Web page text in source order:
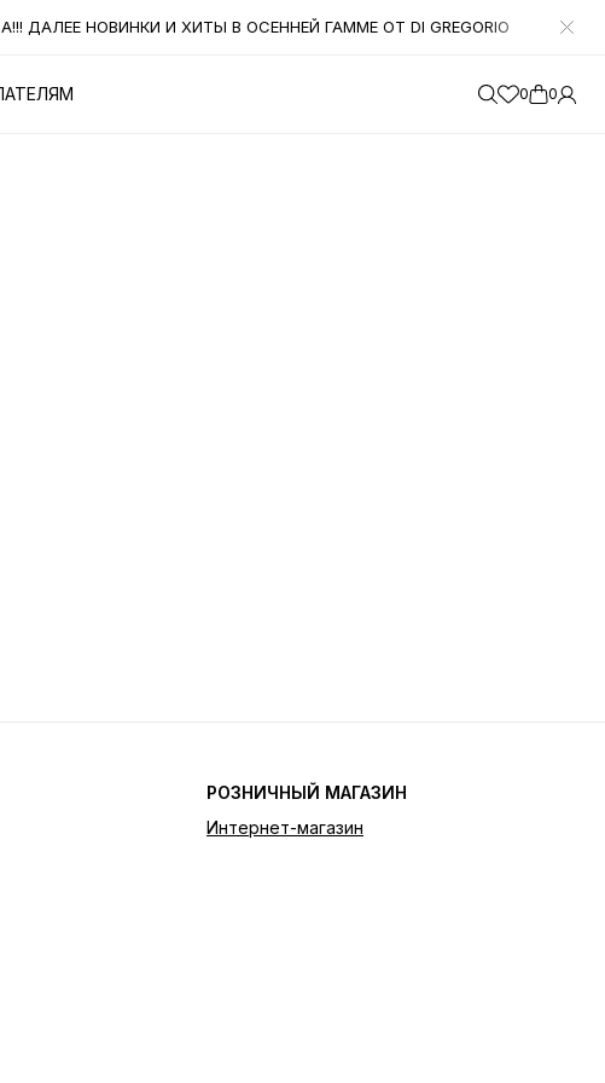
ДАЛЕЕ НОВИНКИ И ХИТЫ В ОСЕННЕЙ ГАММЕ ОТ DI GREGORIO
0 0
РОЗНИЧНЫЙ МАГАЗИН
Интернет-магазин